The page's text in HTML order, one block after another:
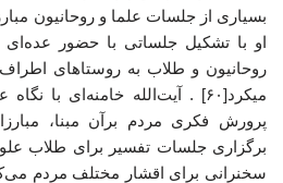
او با تشکیل جلساتی با حضور عده‌ای
روحانیون و طلاب به روستاهای
میکرد[۶۰] . آیت‌الله خامنه‌ای
پرورش فکری مردم برآن مبنا،
برگزاری جلسات تفسیر برای طلاب
سخنرانی برای اقشار مختلف مردم